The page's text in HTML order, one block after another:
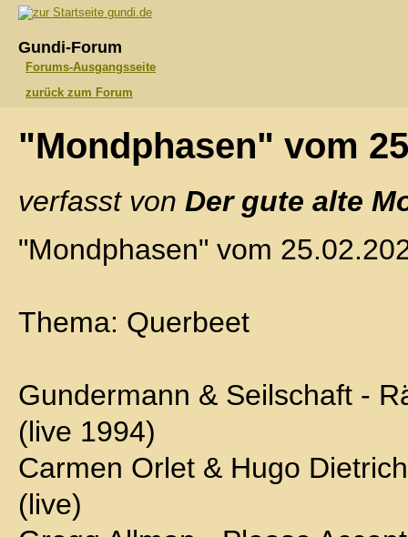
gundi.de
Gundi-Forum
Forums-Ausgangsseite
zurück zum Forum
"Mondphasen" vom
verfasst von Der gute alte
"Mondphasen" vom
Thema: Querbeet
Gundermann & Seilschaft -
(live 1994)
Carmen Orlet & Hugo
(live)